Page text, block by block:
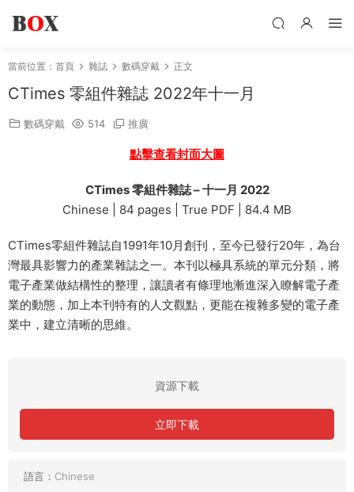
當前位置： 首頁 雜誌 數碼穿戴 正文
CTimes 零組件雜誌 2022年十一月
數碼穿戴 514 推廣
點擊查看封面大圖
CTimes 零組件雜誌 – 十一月 2022
Chinese | 84 pages | True PDF | 84.4 MB
CTimes零組件雜誌自1991年10月創刊，至今已發行20年，為台
灣最具影響力的產業雜誌之一。本刊以極具系統的單元分類，將
電子產業做結構性的整理，讓讀者有條理地漸進深入瞭解電子產
業的動態，加上本刊特有的人文觀點，更能在複雜多變的電子產
業中，建立清晰的思維。
資源下載
立即下載
語言： Chinese